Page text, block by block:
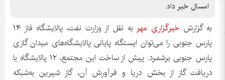
امسال خبر داد.
به گزارش خبرگزاری مهر
به نقل از وزارت نفت، پالایشگاه فاز ۱۴
پارس جنوبی را می‌توان ایستگاه پایانی پالایشگاه‌های میدان گازی
پارس جنوبی برشمرد. پیش از ساخت این مجتمع، ۱۲ پالایشگاه با
دریافت گاز از بخش دریا و فرآورش آن، گاز شیرین به‌شبکه